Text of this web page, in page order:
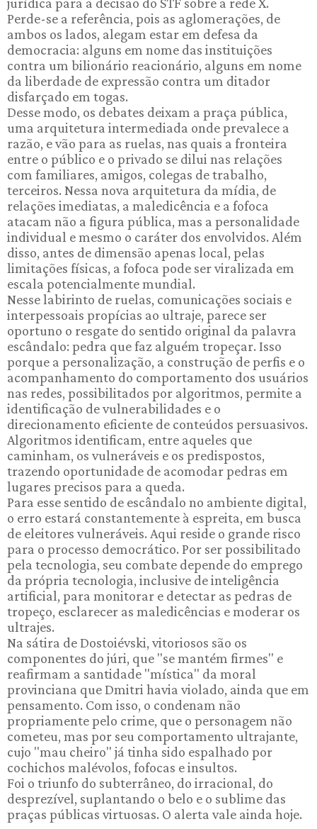
Perde-se a referência, pois as aglomerações, de
ambos os lados, alegam estar em defesa da
democracia: alguns em nome das instituições
contra um bilionário reacionário, alguns em nome
da liberdade de expressão contra um ditador
disfarçado em togas.
Desse modo, os debates deixam a praça pública,
uma arquitetura intermediada onde prevalece a
razão, e vão para as ruelas, nas quais a fronteira
entre o público e o privado se dilui nas relações
com familiares, amigos, colegas de trabalho,
terceiros. Nessa nova arquitetura da mídia, de
relações imediatas, a maledicência e a fofoca
atacam não a figura pública, mas a personalidade
individual e mesmo o caráter dos envolvidos. Além
disso, antes de dimensão apenas local, pelas
limitações físicas, a fofoca pode ser viralizada em
escala potencialmente mundial.
Nesse labirinto de ruelas, comunicações sociais e
interpessoais propícias ao ultraje, parece ser
oportuno o resgate do sentido original da palavra
escândalo: pedra que faz alguém tropeçar. Isso
porque a personalização, a construção de perfis e o
acompanhamento do comportamento dos usuários
nas redes, possibilitados por algoritmos, permite a
identificação de vulnerabilidades e o
direcionamento eficiente de conteúdos persuasivos.
Algoritmos identificam, entre aqueles que
caminham, os vulneráveis e os predispostos,
trazendo oportunidade de acomodar pedras em
lugares precisos para a queda.
Para esse sentido de escândalo no ambiente digital,
o erro estará constantemente à espreita, em busca
de eleitores vulneráveis. Aqui reside o grande risco
para o processo democrático. Por ser possibilitado
pela tecnologia, seu combate depende do emprego
da própria tecnologia, inclusive de inteligência
artificial, para monitorar e detectar as pedras de
tropeço, esclarecer as maledicências e moderar os
ultrajes.
Na sátira de Dostoiévski, vitoriosos são os
componentes do júri, que "se mantém firmes" e
reafirmam a santidade "mística" da moral
provinciana que Dmitri havia violado, ainda que em
pensamento. Com isso, o condenam não
propriamente pelo crime, que o personagem não
cometeu, mas por seu comportamento ultrajante,
cujo "mau cheiro" já tinha sido espalhado por
cochichos malévolos, fofocas e insultos.
Foi o triunfo do subterrâneo, do irracional, do
desprezível, suplantando o belo e o sublime das
praças públicas virtuosas. O alerta vale ainda hoje.